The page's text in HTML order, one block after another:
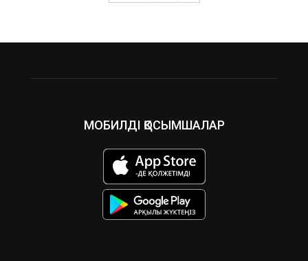
МОБИЛДІ ҚОСЫМШАЛАР